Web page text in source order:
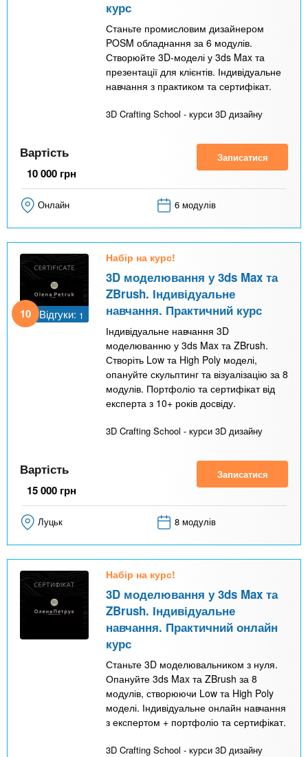
курс
Станьте промисловим дизайнером
POSM обладнання за 6 модулів.
Створюйте 3D-моделі у 3ds Max та
презентації для клієнтів. Індивідуальне
навчання з практиком та сертифікат.
3D Crafting School - курси 3D дизайну
Вартість
10 000 грн
Записатися
Онлайн 6 модулів
10 Відгуки: 1
Набір на курс!
3D моделювання у 3ds Max та
ZBrush. Індивідуальне
навчання. Практичний курс
Індивідуальне навчання 3D
моделюванню у 3ds Max та ZBrush.
Створіть Low та High Poly моделі,
опануйте скульптинг та візуалізацію за 8
модулів. Портфоліо та сертифікат від
експерта з 10+ років досвіду.
3D Crafting School - курси 3D дизайну
Вартість
15 000 грн
Записатися
Луцьк 8 модулів
Набір на курс!
3D моделювання у 3ds Max та
ZBrush. Індивідуальне
навчання. Практичний онлайн
курс
Станьте 3D моделювальником з нуля.
Опануйте 3ds Max та ZBrush за 8
модулів, створюючи Low та High Poly
моделі. Індивідуальне онлайн навчання
з експертом + портфоліо та сертифікат.
3D Crafting School - курси 3D дизайну